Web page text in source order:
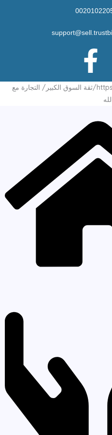
F
a
e
b
o
k
-